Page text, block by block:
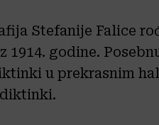
Stefanije Falice
1914. godine.
u prekrasnim